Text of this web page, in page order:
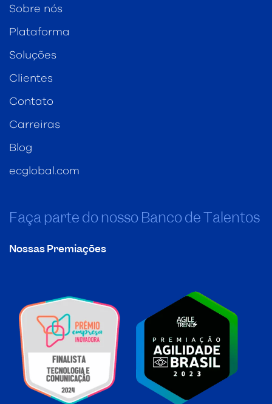
Sobre nós
Plataforma
Soluções
Clientes
Contato
Carreiras
Blog
ecglobal.com
Faça parte do nosso Banco de Talentos
Nossas Premiações